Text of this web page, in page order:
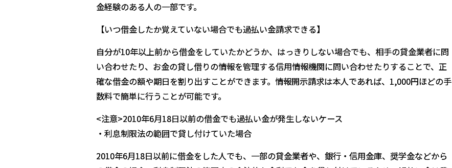
金経験のある人の一部です。
【いつ借金したか覚えていない場合でも過払い金請求できる】
自分が10年以上前から借金をしていたかどうか、はっきりしない場合でも、相手の貸金業者に問
い合わせたり、お金の貸し借りの情報を管理する信用情報機関に問い合わせたりすることで、正
確な借金の額や期日を割り出すことができます。情報開示請求は本人であれば、1,000円ほどの手
数料で簡単に行うことが可能です。
<注意>2010年6月18日以前の借金でも過払い金が発生しないケース
・利息制限法の範囲で貸し付けていた場合
2010年6月18日以前に借金をした人でも、一部の貸金業者や、銀行・信用金庫、奨学金などから